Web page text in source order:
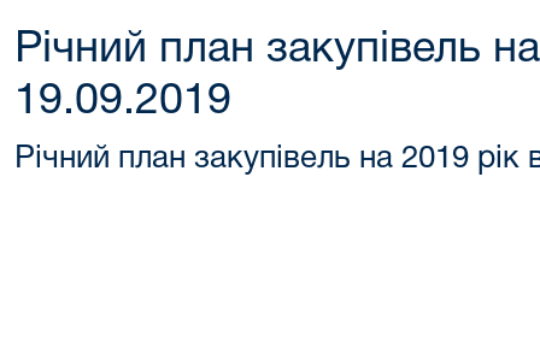
Річний план закупівель
19.09.2019
Річний план закупівель на 2019 рік